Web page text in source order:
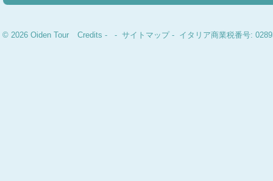
© 2026 Oiden Tour Credits - -サイトマップ- イタリア商業税番号: